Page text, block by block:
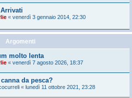
« venerdì 3 gennaio 2014, 22:30
Argomenti
molto lenta
« venerdì 7 agosto 2026, 18:37
da pesca?
« lunedì 11 ottobre 2021, 23:28